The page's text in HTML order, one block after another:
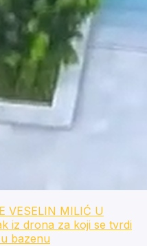
VESELIN MILIĆ U
iz drona za koji se tvrdi
bazenu